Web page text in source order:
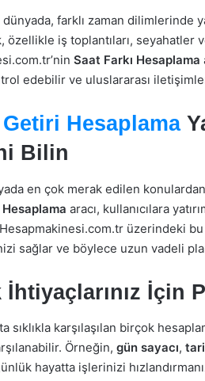
farklı zaman dilimlerinde
özellikle iş toplantıları,
Saat Farkı Hesaplama
edebilir ve uluslararası
Hesaplama
Bilin
en çok merak edilen
aracı, kullanıcılara
üzerindeki
sağlar ve böylece uzun vadeli
İçin
sıklıkla karşılaşılan birçok
Örneğin, gün sayacı,
hayatta işlerinizi